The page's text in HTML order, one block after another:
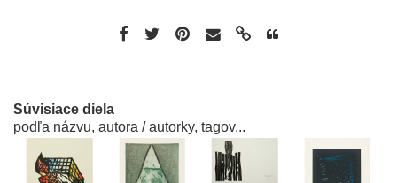
Súvisiace diela
podľa názvu, autora / autorky, tagov...